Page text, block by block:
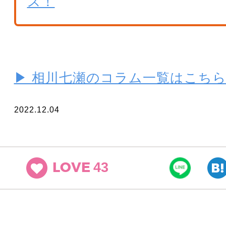
▶ 相川七瀬のコラム一覧はこち
2022.12.04
LOVE 43